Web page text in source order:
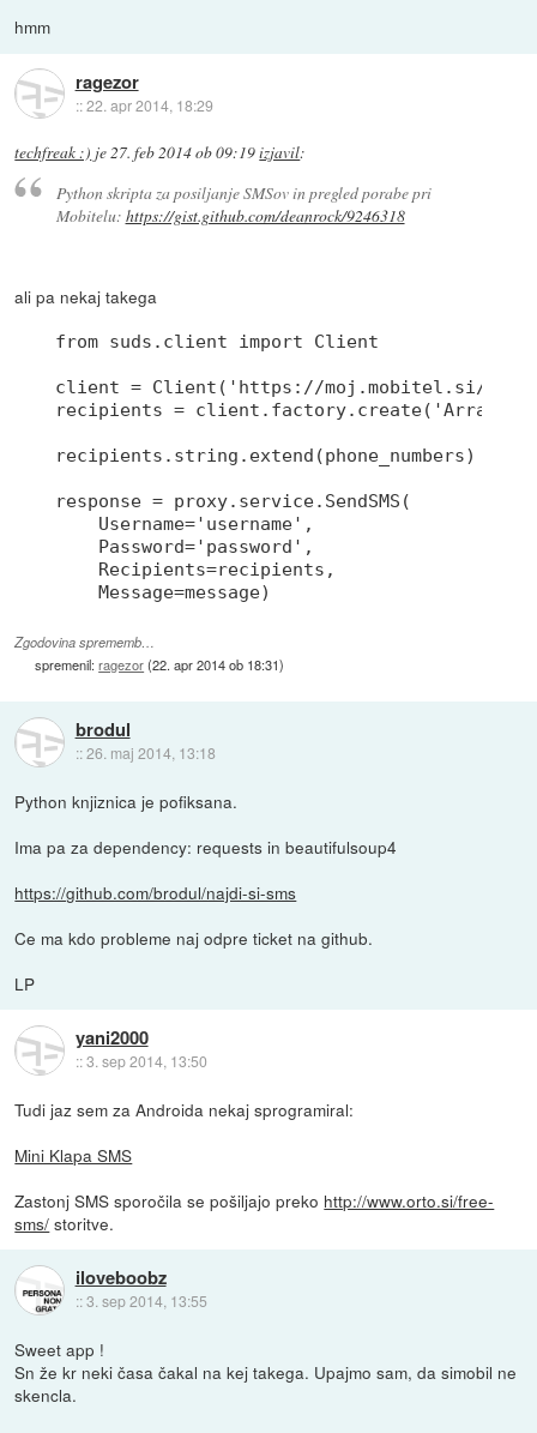
hmm
ragezor
::22. apr 2014, 18:29
techfreak :) je27. feb 2014 ob 09:19izjavil:
Python skripta za posiljanje SMSov in pregled porabe pri
Mobitelu: https://gist.github.com/deanrock/9246318
ali pa nekaj takega
from suds.client import Client
client = Client('https://moj.mobitel.si/
recipients =
recipients.string.extend(phone_numbers)
response = proxy.service.SendSMS(
    Username='username',
    Password='password',
    Recipients=recipients,
Zgodovina sprememb…
spremenil:ragezor(22. apr 2014 ob 18:31)
brodul
::26. maj 2014, 13:18
Python knjiznica je pofiksana.
Ima pa za dependency: requests in beautifulsoup4
https://github.com/brodul/najdi-si-sms
Ce ma kdo probleme naj odpre ticket na github.
LP
yani2000
::3. sep 2014, 13:50
Tudi jaz sem za Androida nekaj sprogramiral:
Mini Klapa SMS
Zastonj SMS sporočila se pošiljajo preko http://www.orto.si/free-
sms/ storitve.
iloveboobz
::3. sep 2014, 13:55
Sweet app !
Sn že kr neki časa čakal na kej takega. Upajmo sam, da simobil ne
skencla.